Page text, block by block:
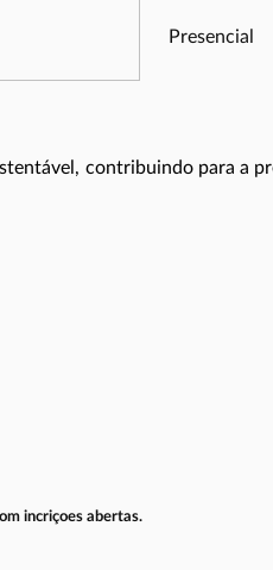
Presencial
contribuindo para a
incriçoes abertas.